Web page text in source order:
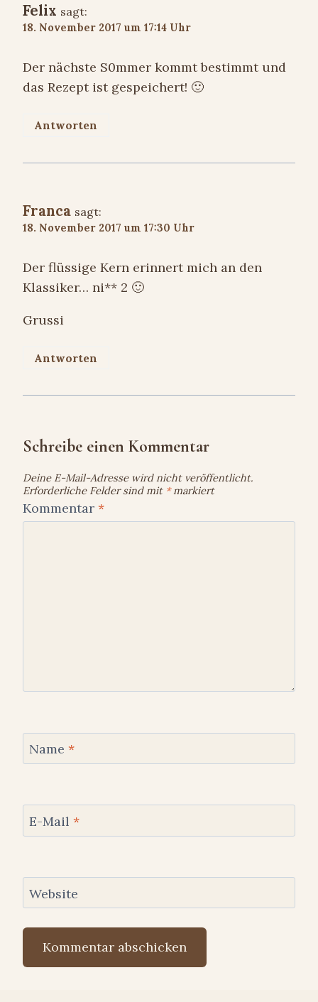
Felix sagt:
18. November 2017 um 17:14 Uhr
Der nächste S0mmer kommt bestimmt und
das Rezept ist gespeichert! 🙂
Antworten
Franca sagt:
18. November 2017 um 17:30 Uhr
Der flüssige Kern erinnert mich an den
Klassiker… ni** 2 🙂
Grussi
Antworten
Schreibe einen Kommentar
Deine E-Mail-Adresse wird nicht veröffentlicht.
Erforderliche Felder sind mit *markiert
Kommentar *
Name *
E-Mail *
Website